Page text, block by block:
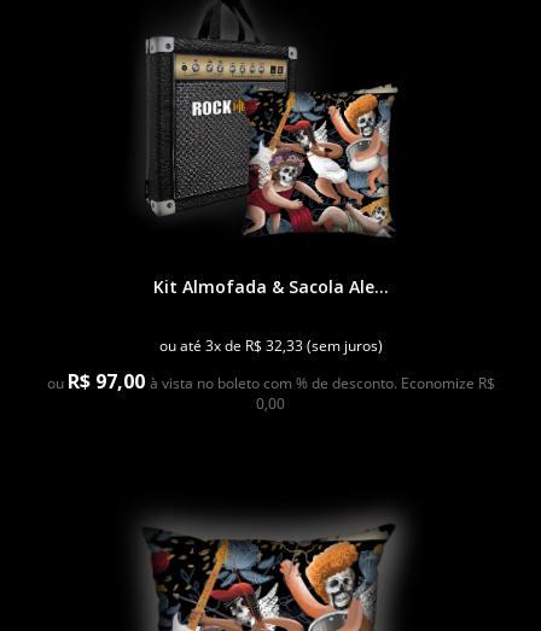
Kit Almofada & Sacola Ale...
ou até 3x de R$ 32,33 (sem juros)
ou R$ 97,00 à vista no boleto com % de desconto. Economize R$
0,00